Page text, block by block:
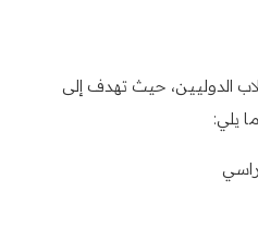
الدوليين، حيث تهدف إلى
يلي: